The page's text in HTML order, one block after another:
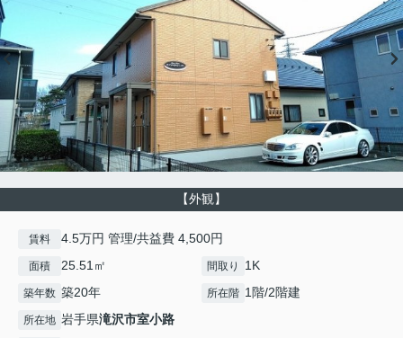
【外観】
賃料 4.5万円 管理/共益費 4,500円
面積 25.51㎡ 間取り 1K
築年数 築20年 所在階 1階/2階建
所在地 岩手県滝沢市室小路